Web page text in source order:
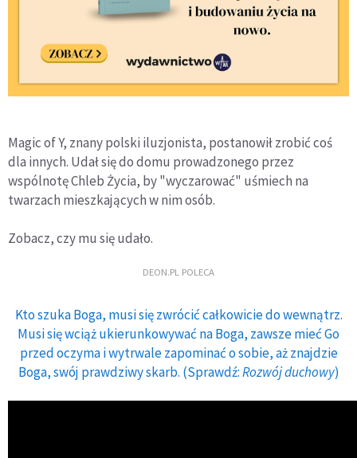
Magic of Y, znany polski iluzjonista, postanowił zrobić coś
dla innych. Udał się do domu prowadzonego przez
wspólnotę Chleb Życia, by "wyczarować" uśmiech na
twarzach mieszkających w nim osób.
Zobacz, czy mu się udało.
DEON.PL POLECA
Kto szuka Boga, musi się zwrócić całkowicie do wewnątrz.
Musi się wciąż ukierunkowywać na Boga, zawsze mieć Go
przed oczyma i wytrwale zapominać o sobie, aż znajdzie
Boga, swój prawdziwy skarb. (Sprawdź:Rozwój duchowy)